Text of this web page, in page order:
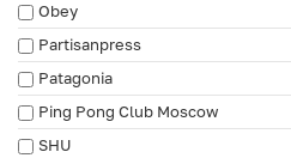
Obey
Partisanpress
Patagonia
Ping Pong Club Moscow
SHU